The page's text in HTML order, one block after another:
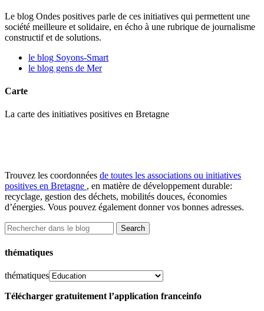
Le blog Ondes positives parle de ces initiatives qui permettent une
société meilleure et solidaire, en écho à une rubrique de journalisme
constructif et de solutions.
le blog Soyons-Smart
le blog gens de Mer
Carte
La carte des initiatives positives en Bretagne
Trouvez les coordonnées de toutes les associations ou initiatives
positives en Bretagne , en matière de développement durable:
recyclage, gestion des déchets, mobilités douces, économies
d’énergies. Vous pouvez également donner vos bonnes adresses.
thématiques
thématiques
Télécharger gratuitement l’application franceinfo